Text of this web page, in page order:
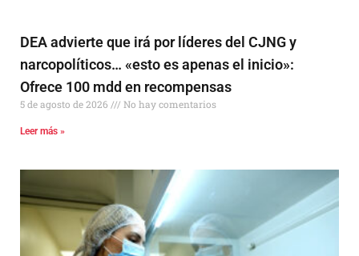
DEA advierte que irá por líderes del CJNG y
narcopolíticos… «esto es apenas el inicio»:
Ofrece 100 mdd en recompensas
5 de agosto de 2026 No hay comentarios
Leer más »